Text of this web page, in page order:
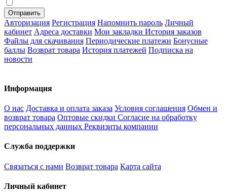
Авторизация Регистрация Напомнить пароль Личный
кабинет Адреса доставки Мои закладки История заказов
Файлы для скачивания Периодические платежи Бонусные
баллы Возврат товара История платежей Подписка на
новости
Информация
О нас Доставка и оплата заказа Условия соглашения Обмен и
возврат товара Оптовые скидки Согласие на обработку
персональных данных Реквизиты компании
Служба поддержки
Связаться с нами Возврат товара Карта сайта
Личный кабинет